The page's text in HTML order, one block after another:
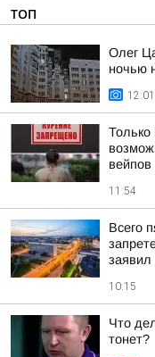
ТОП
Олег
ночью
12:01
Только
11:54
Всего
10:15
Что
тонет?